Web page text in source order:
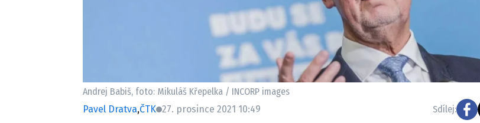
Andrej Babiš, foto: Mikuláš Křepelka / INCORP images
Pavel Dratva,ČTK 27. prosince 2021 10:49 Sdílej: